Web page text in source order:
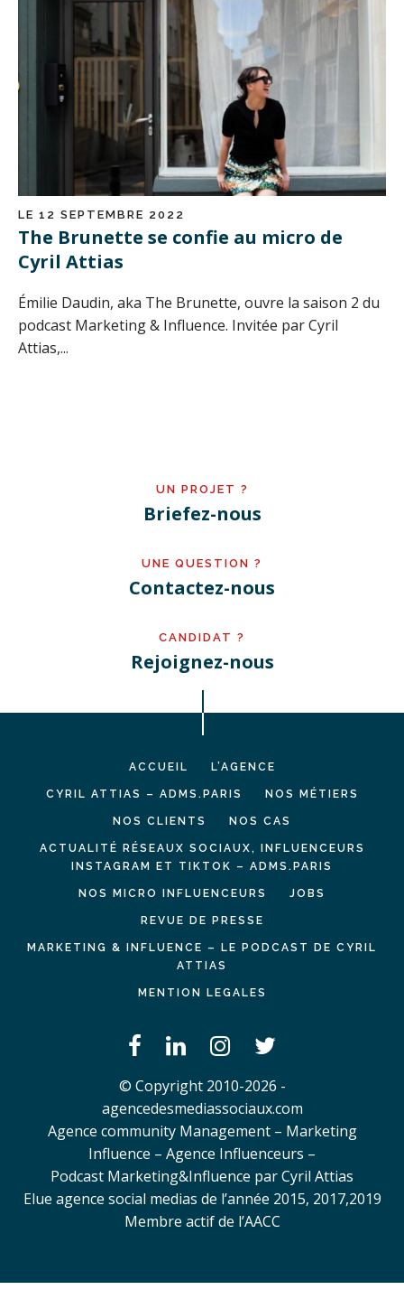
LE 12 SEPTEMBRE 2022
The Brunette se confie au micro de
Cyril Attias
Émilie Daudin, aka The Brunette, ouvre la saison 2 du
podcast Marketing & Influence. Invitée par Cyril
Attias,...
UN PROJET ?
Briefez-nous
UNE QUESTION ?
Contactez-nous
CANDIDAT ?
Rejoignez-nous
ACCUEIL L’AGENCE
CYRIL ATTIAS – ADMS.PARIS NOS MÉTIERS
NOS CLIENTS NOS CAS
ACTUALITÉ RÉSEAUX SOCIAUX, INFLUENCEURS
INSTAGRAM ET TIKTOK – ADMS.PARIS
NOS MICRO INFLUENCEURS JOBS
REVUE DE PRESSE
MARKETING & INFLUENCE – LE PODCAST DE CYRIL
ATTIAS
MENTION LEGALES
© Copyright 2010-2026 -
agencedesmediassociaux.com
Agence community Management – Marketing
Influence – Agence Influenceurs –
Podcast Marketing&Influence par Cyril Attias
Elue agence social medias de l’année 2015, 2017,2019
Membre actif de l’AACC